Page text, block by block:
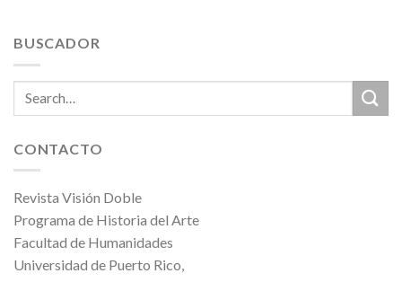
BUSCADOR
CONTACTO
Revista Visión Doble
Programa de Historia del Arte
Facultad de Humanidades
Universidad de Puerto Rico,